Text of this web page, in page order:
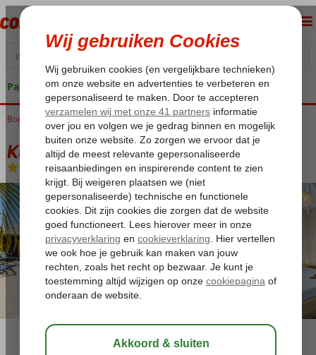
Pakketgarantie
Home
Bonaire Kralendijk Kura Kabana Boutique Resort
Kura Kabana Boutique Resort
Logies-Appartement
10:00